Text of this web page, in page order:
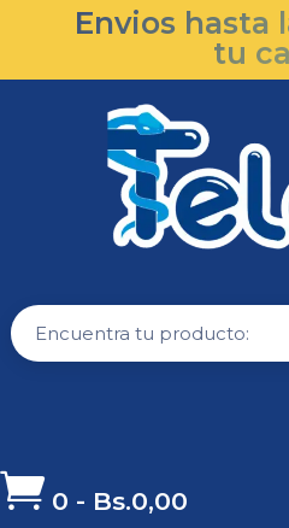
Envios hasta
tu
 0 - Bs.0,00